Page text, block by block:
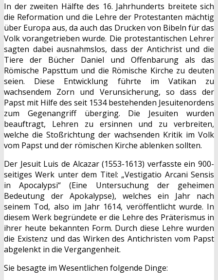
In der zweiten Hälfte des 16. Jahrhunderts breitete sich
die Reformation und die Lehre der Protestanten mächtig
über Europa aus, da auch das Drucken von Bibeln für das
Volk vorangetrieben wurde. Die protestantischen Lehrer
sagten dabei ausnahmslos, dass der Antichrist und die
Tiere der Bücher Daniel und Offenbarung als das
Römische Papsttum und die Römische Kirche zu deuten
seien. Diese Entwicklung führte im Vatikan zu
wachsendem Zorn und Verunsicherung, so dass der
Papst mit Hilfe des seit 1534 bestehenden Jesuitenordens
zum Gegenangriff überging. Die Jesuiten wurden
beauftragt, Lehren zu ersinnen und zu verbreiten,
welche die Stoßrichtung der wachsenden Kritik im Volk
vom Papst und der römischen Kirche ablenken sollten.
Der Jesuit Luis de Alcazar (1553-1613) verfasste ein 900-
seitiges Werk unter dem Titel: „Vestigatio Arcani Sensis
in Apocalypsi“ (Eine Untersuchung der geheimen
Bedeutung der Apokalypse), welches ein Jahr nach
seinem Tod, also im Jahr 1614, veröffentlicht wurde. In
diesem Werk begründete er die Lehre des Präterismus in
ihrer heute bekannten Form. Durch diese Lehre wurden
die Existenz und das Wirken des Antichristen vom Papst
abgelenkt in die Vergangenheit.
Sie besagte im Wesentlichen folgende Dinge: